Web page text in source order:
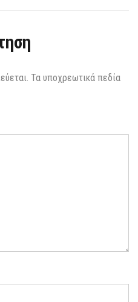
Τα υποχρεωτικά πεδία